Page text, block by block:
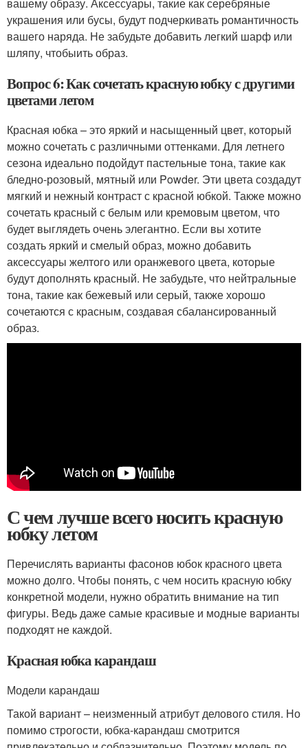
украшения или бусы, будут подчеркивать романтичность
вашего наряда. Не забудьте добавить легкий шарф или
шляпу, чтобыить образ.
Вопрос 6: Как сочетать красную юбку с другими
цветами летом
Красная юбка – это яркий и насыщенный цвет, который
можно сочетать с различными оттенками. Для летнего
сезона идеально подойдут пастельные тона, такие как
бледно-розовый, мятный или Powder. Эти цвета создадут
мягкий и нежный контраст с красной юбкой. Также можно
сочетать красный с белым или кремовым цветом, что
будет выглядеть очень элегантно. Если вы хотите
создать яркий и смелый образ, можно добавить
аксессуары желтого или оранжевого цвета, которые
будут дополнять красный. Не забудьте, что нейтральные
тона, такие как бежевый или серый, также хорошо
сочетаются с красным, создавая сбалансированный
образ.
С чем лучше всего носить красную
юбку летом
Перечислять варианты фасонов юбок красного цвета
можно долго. Чтобы понять, с чем носить красную юбку
конкретной модели, нужно обратить внимание на тип
фигуры. Ведь даже самые красивые и модные варианты
подходят не каждой.
Красная юбка карандаш
Модели карандаш
Такой вариант – неизменный атрибут делового стиля. Но
помимо строгости, юбка-карандаш смотрится